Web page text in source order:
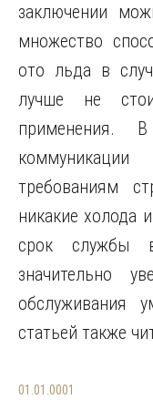
заключении
множество
ото льда в
лучше не
применения.
требованиям
никакие холода
срок службы
значительно
обслуживания
статьей также
01.01.0001